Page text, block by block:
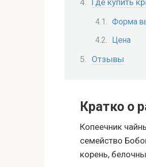
Где купить
Форма
Цена
Отзывы
Кратко о
Копеечник
семейство
корень,